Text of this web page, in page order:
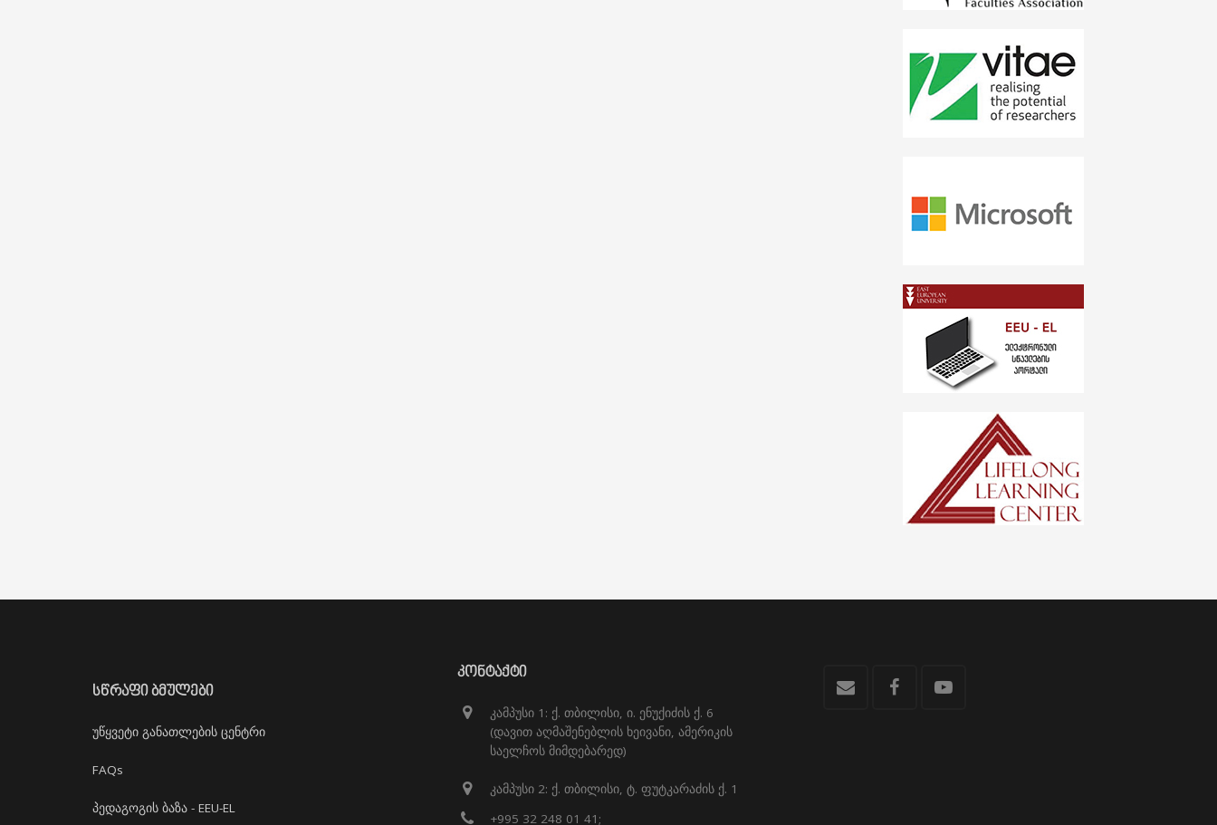
ᲡᲬᲠᲐᲤᲘ ᲑᲛᲣᲚᲔᲑᲘ
უწყვეტი განათლების ცენტრი
FAQs
პედაგოგის ბაზა - EEU-EL
ᲙᲝᲜᲢᲐᲥᲢᲘ
კამპუსი 1: ქ. თბილისი, ი. ენუქიძის ქ. 6
(დავით აღმაშენებლის ხეივანი, ამერიკის
საელჩოს მიმდებარედ)
კამპუსი 2: ქ. თბილისი, ტ. ფუტკარაძის ქ. 1
+995 32 248 01 41;